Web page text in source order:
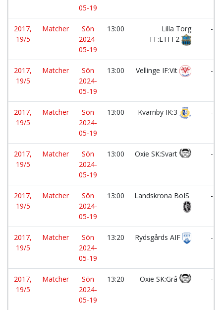
05-19
2017,
19/5
Matcher
Sön
2024-
05-19
13:00
Lilla Torg
FF:LTFF2
-
2017,
19/5
Matcher
Sön
2024-
05-19
13:00 Vellinge IF:Vit -
2017,
19/5
Matcher
Sön
2024-
05-19
13:00 Kvarnby IK:3 -
2017,
19/5
Matcher
Sön
2024-
05-19
13:00 Oxie SK:Svart -
2017,
19/5
Matcher
Sön
2024-
05-19
13:00 Landskrona BoIS -
2017,
19/5
Matcher
Sön
2024-
05-19
13:20 Rydsgårds AIF -
2017,
19/5
Matcher
Sön
2024-
05-19
13:20 Oxie SK:Grå -